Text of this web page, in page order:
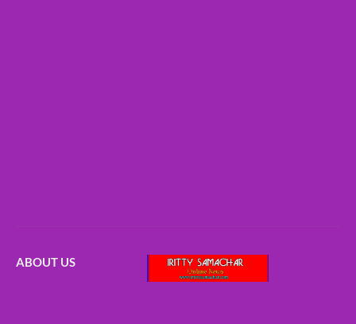
ABOUT US